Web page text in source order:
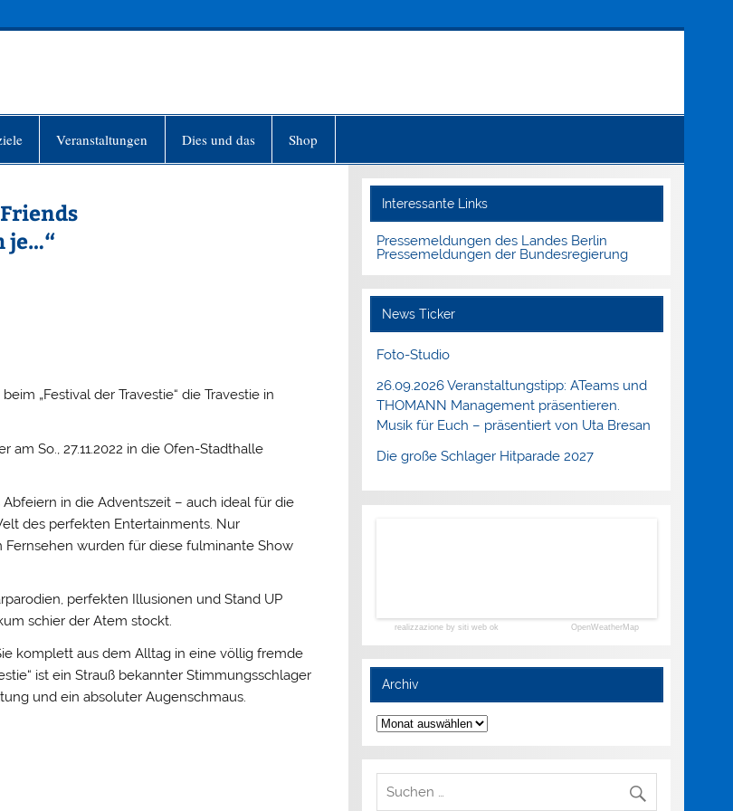
Veranstaltungen Dies und das Shop
je…“
„Festival der Travestie“ die Travestie in
So., 27.11.2022 in die Ofen-Stadthalle
in die Adventszeit – auch ideal für die
des perfekten Entertainments. Nur
wurden für diese fulminante Show
perfekten Illusionen und Stand UP
schier der Atem stockt.
komplett aus dem Alltag in eine völlig fremde
ist ein Strauß bekannter Stimmungsschlager
und ein absoluter Augenschmaus.
Interessante Links
Pressemeldungen des Landes Berlin
Pressemeldungen der Bundesregierung
News Ticker
Foto-Studio
26.09.2026 Veranstaltungstipp: ATeams und
THOMANN Management präsentieren.
Musik für Euch – präsentiert von Uta Bresan
Die große Schlager Hitparade 2027
realizzazione by siti web ok OpenWeatherMap
Archiv
Archiv